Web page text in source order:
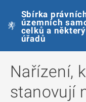
Sbírka
územních
celků a
úřadů
Nařízení,
stanovují